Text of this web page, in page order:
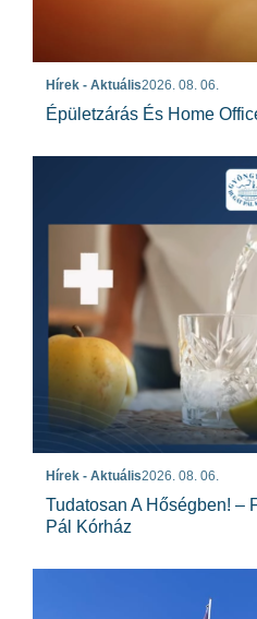
Hírek - Aktuális2026. 08. 06.
Épületzárás És Home
Hírek - Aktuális2026. 08. 06.
Tudatosan A Hőségben! –
Pál Kórház